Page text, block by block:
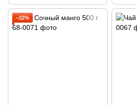
−32%